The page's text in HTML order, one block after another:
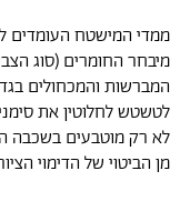
ממדי המישטח העומדים
מיבחר החומרים (סוג
המברשות והמכחולים
לטשטש לחלוטין את
לא רק מוטבעים בשכבה
מן הביטוי של הדימוי